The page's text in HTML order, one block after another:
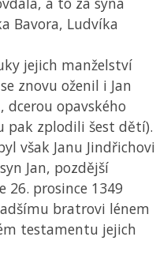
Bavora, Ludvíka
jejich manželství
znovu oženil i Jan
dcerou opavského
pak zplodili šest dětí).
však Janu Jindřichovi
Jan, pozdější
26. prosince 1349
bratrovi lénem
testamentu jejich